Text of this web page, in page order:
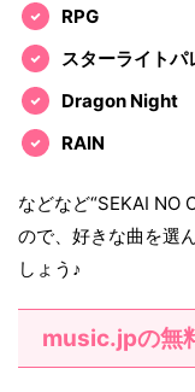
RPG
スターライトパ
Dragon Night
RAIN
などなど“SEKAI NO
ので、好きな曲を選
しょう♪
music.jpの無